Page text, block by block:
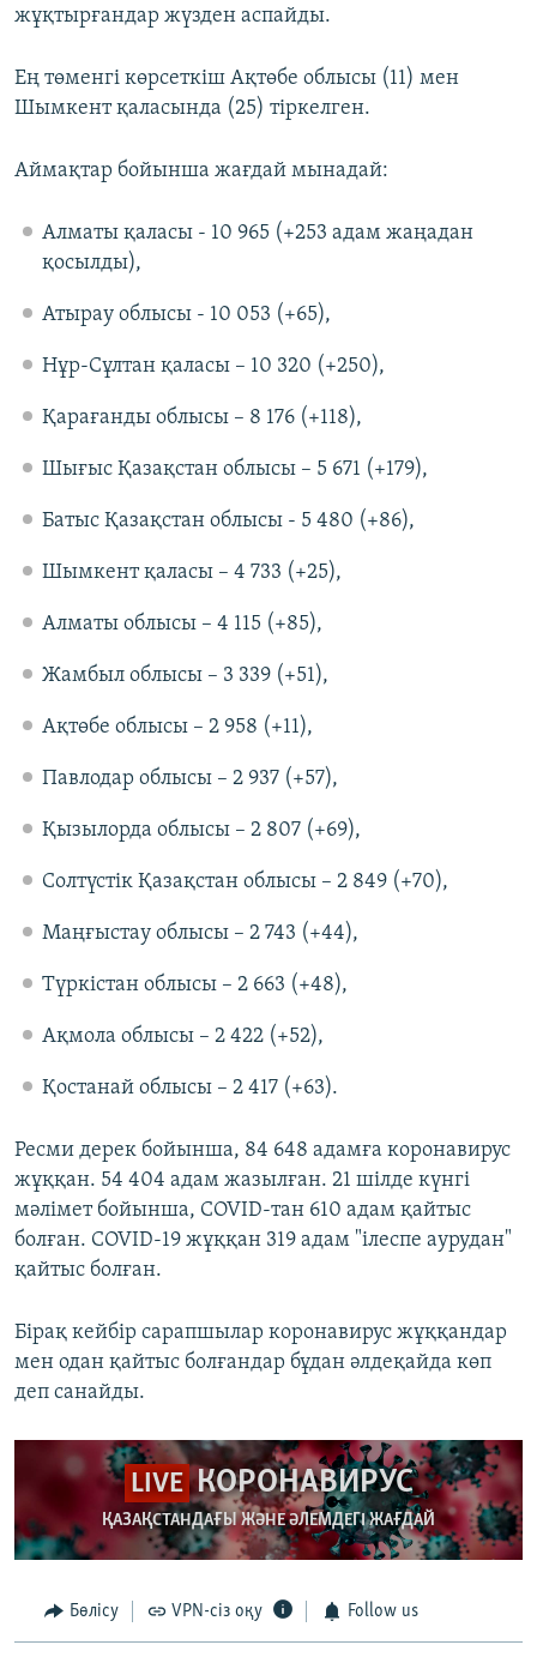
жұқтырғандар жүзден аспайды.
Ең төменгі көрсеткіш Ақтөбе облысы (11) мен
Шымкент қаласында (25) тіркелген.
Аймақтар бойынша жағдай мынадай:
Алматы қаласы - 10 965 (+253 адам жаңадан
қосылды),
Атырау облысы - 10 053 (+65),
Нұр-Сұлтан қаласы – 10 320 (+250),
Қарағанды облысы – 8 176 (+118),
Шығыс Қазақстан облысы – 5 671 (+179),
Батыс Қазақстан облысы - 5 480 (+86),
Шымкент қаласы – 4 733 (+25),
Алматы облысы – 4 115 (+85),
Жамбыл облысы – 3 339 (+51),
Ақтөбе облысы – 2 958 (+11),
Павлодар облысы – 2 937 (+57),
Қызылорда облысы – 2 807 (+69),
Солтүстік Қазақстан облысы – 2 849 (+70),
Маңғыстау облысы – 2 743 (+44),
Түркістан облысы – 2 663 (+48),
Ақмола облысы – 2 422 (+52),
Қостанай облысы – 2 417 (+63).
Ресми дерек бойынша, 84 648 адамға коронавирус
жұққан. 54 404 адам жазылған. 21 шілде күнгі
мәлімет бойынша, COVID-тан 610 адам қайтыс
болған. COVID-19 жұққан 319 адам "ілеспе аурудан"
қайтыс болған.
Бірақ кейбір сарапшылар коронавирус жұққандар
мен одан қайтыс болғандар бұдан әлдеқайда көп
деп санайды.
LIVE КОРОНАВИРУС
ҚАЗАҚСТАНДАҒЫ ЖӘНЕ ӘЛЕМДЕГІ ЖАҒДАЙ
Бөлісу VPN-сіз оқу Follow us